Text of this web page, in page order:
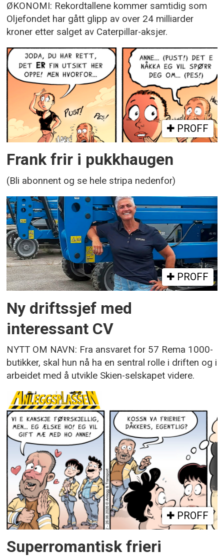
ØKONOMI: Rekordtallene kommer samtidig som
Oljefondet har gått glipp av over 24 milliarder
kroner etter salget av Caterpillar-aksjer.
PROFF
Frank frir i pukkhaugen
(Bli abonnent og se hele stripa nedenfor)
PROFF
Ny driftssjef med
interessant CV
NYTT OM NAVN: Fra ansvaret for 57 Rema 1000-
butikker, skal hun nå ha en sentral rolle i driften og i
arbeidet med å utvikle Skien-selskapet videre.
PROFF
Superromantisk frieri